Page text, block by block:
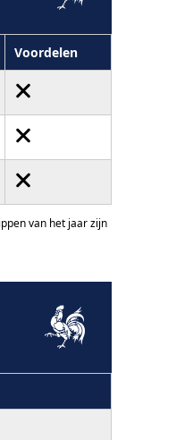
Voordelen
van het jaar zijn